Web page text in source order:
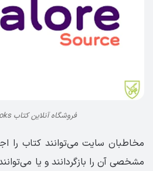
فروشگاه آنلاین کتاب Valore Books
مخاطبان سایت می‌توانند کتاب را
مشخصی آن را بازگردانند و یا